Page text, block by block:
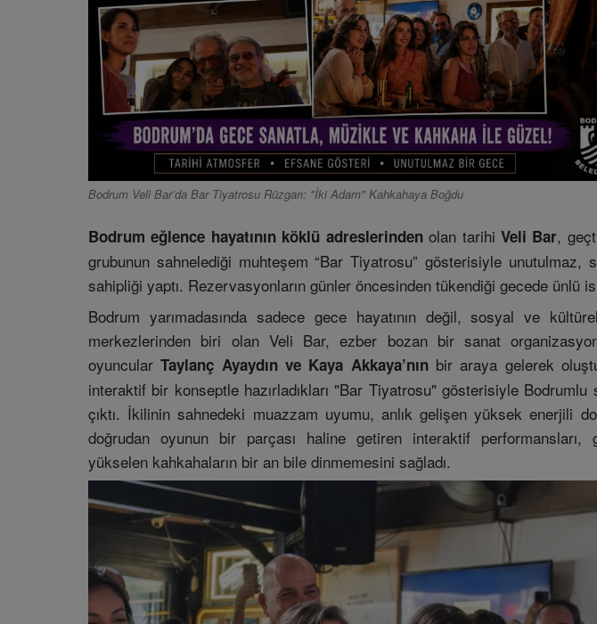
Bodrum Veli Bar’da Bar Tiyatrosu Rüzgarı: "İki Adam" Kahkahaya Boğdu
Bodrum eğlence hayatının köklü adreslerindenolan tarihi Veli Bar,
grubunun sahnelediği muhteşem “Bar Tiyatrosu” gösterisiyle unutulmaz,
sahipliği yaptı. Rezervasyonların günler öncesinden tükendiği gecede ünlü
Bodrum yarımadasında sadece gece hayatının değil, sosyal ve
merkezlerinden biri olan Veli Bar, ezber bozan bir sanat
oyuncularTaylanç Ayaydın ve Kaya Akkaya’nınbir araya gelerek
interaktif bir konseptle hazırladıkları "Bar Tiyatrosu" gösterisiyle Bodrumlu
çıktı. İkilinin sahnedeki muazzam uyumu, anlık gelişen yüksek enerjili
doğrudan oyunun bir parçası haline getiren interaktif performansları,
yükselen kahkahaların bir an bile dinmemesini sağladı.